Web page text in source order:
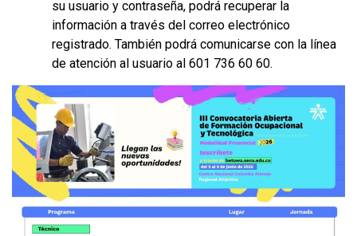
su usuario y contraseña, podrá recuperar la
información a través del correo electrónico
registrado. También podrá comunicarse con la línea
de atención al usuario al 601 736 60 60.